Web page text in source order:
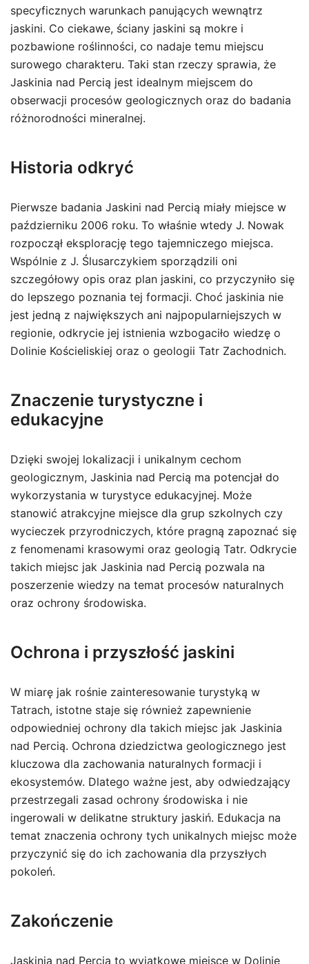
specyficznych warunkach panujących wewnątrz
jaskini. Co ciekawe, ściany jaskini są mokre i
pozbawione roślinności, co nadaje temu miejscu
surowego charakteru. Taki stan rzeczy sprawia, że
Jaskinia nad Percią jest idealnym miejscem do
obserwacji procesów geologicznych oraz do badania
różnorodności mineralnej.
Historia odkryć
Pierwsze badania Jaskini nad Percią miały miejsce w
październiku 2006 roku. To właśnie wtedy J. Nowak
rozpoczął eksplorację tego tajemniczego miejsca.
Wspólnie z J. Ślusarczykiem sporządzili oni
szczegółowy opis oraz plan jaskini, co przyczyniło się
do lepszego poznania tej formacji. Choć jaskinia nie
jest jedną z największych ani najpopularniejszych w
regionie, odkrycie jej istnienia wzbogaciło wiedzę o
Dolinie Kościeliskiej oraz o geologii Tatr Zachodnich.
Znaczenie turystyczne i
edukacyjne
Dzięki swojej lokalizacji i unikalnym cechom
geologicznym, Jaskinia nad Percią ma potencjał do
wykorzystania w turystyce edukacyjnej. Może
stanowić atrakcyjne miejsce dla grup szkolnych czy
wycieczek przyrodniczych, które pragną zapoznać się
z fenomenami krasowymi oraz geologią Tatr. Odkrycie
takich miejsc jak Jaskinia nad Percią pozwala na
poszerzenie wiedzy na temat procesów naturalnych
oraz ochrony środowiska.
Ochrona i przyszłość jaskini
W miarę jak rośnie zainteresowanie turystyką w
Tatrach, istotne staje się również zapewnienie
odpowiedniej ochrony dla takich miejsc jak Jaskinia
nad Percią. Ochrona dziedzictwa geologicznego jest
kluczowa dla zachowania naturalnych formacji i
ekosystemów. Dlatego ważne jest, aby odwiedzający
przestrzegali zasad ochrony środowiska i nie
ingerowali w delikatne struktury jaskiń. Edukacja na
temat znaczenia ochrony tych unikalnych miejsc może
przyczynić się do ich zachowania dla przyszłych
pokoleń.
Zakończenie
Jaskinia nad Percią to wyjątkowe miejsce w Dolinie